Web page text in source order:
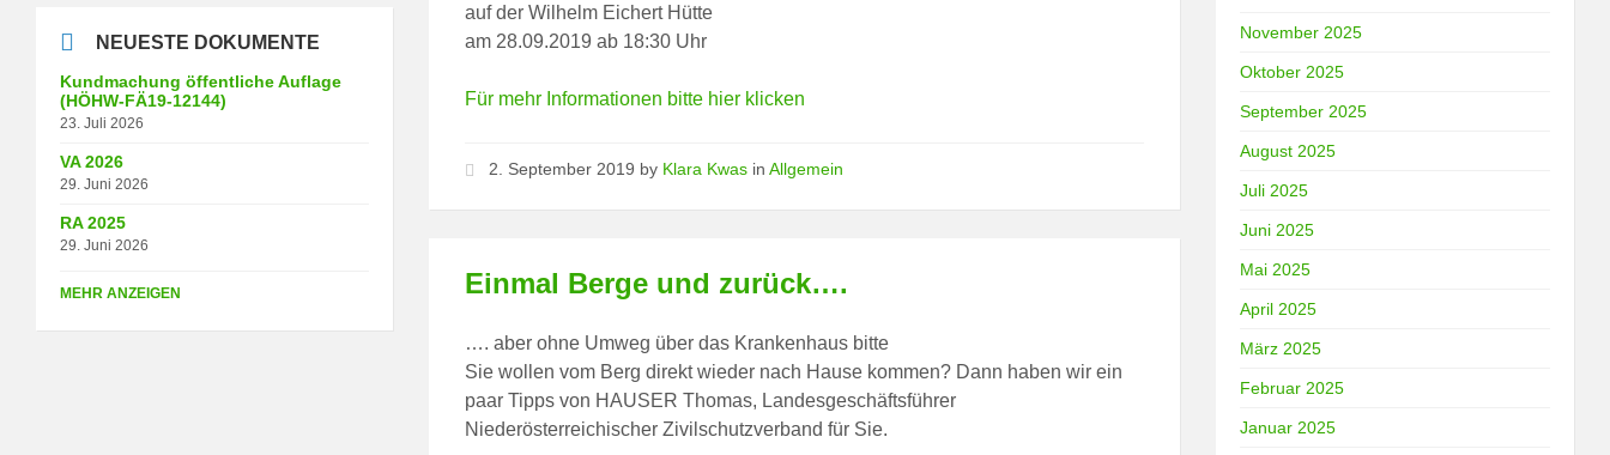
auf der Wilhelm Eichert Hütte
am 28.09.2019 ab 18:30 Uhr
Für mehr Informationen bitte hier klicken
2. September 2019 by Klara Kwas inAllgemein
Einmal Berge und zurück….
…. aber ohne Umweg über das Krankenhaus bitte
Sie wollen vom Berg direkt wieder nach Hause kommen? Dann haben wir ein
paar Tipps von HAUSER Thomas, Landesgeschäftsführer
Niederösterreichischer Zivilschutzverband für Sie.
NEUESTE DOKUMENTE
Kundmachung öffentliche Auflage
(HÖHW-FÄ19-12144)
23. Juli 2026
VA 2026
29. Juni 2026
RA 2025
29. Juni 2026
MEHR ANZEIGEN
November 2025
Oktober 2025
September 2025
August 2025
Juli 2025
Juni 2025
Mai 2025
April 2025
März 2025
Februar 2025
Januar 2025